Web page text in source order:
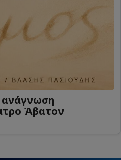
Άβατον